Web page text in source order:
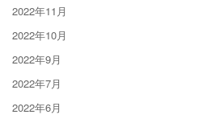
2022年11月
2022年10月
2022年9月
2022年7月
2022年6月